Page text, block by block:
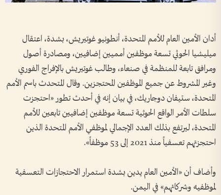
أدان الأمين العام للأمم المتحدة، أنطونيو غوتيريش، بشدة، اعتقال
ميليشيا الحوثي تسعة موظفين أمميين إضافيين، ومصادرة أصول
ومرافق تابعة للمنظمة في صنعاء، وطالب غوتيريش بالإفراج الفوري
وغير المشروط عن جميع الموظفين المحتجزين. وقال المتحدث باسم الأمم
المتحدة، ستيفان دوجاريك، في بيان إنه في أحدث تطور «احتجزت
سلطات الأمر الواقع الحوثية تسعة موظفين إضافيين تابعين للأمم
المتحدة، ليرتفع بذلك العدد الإجمالي لموظفي الأمم المتحدة الذين
احتجزتهم تعسفياً منذ 2021 إلى 53 موظفاً».
وأضاف أن «الأمين العام يدين بشدة استمرار الاحتجازات التعسفية
لموظفيه وشركائهم» في اليمن.